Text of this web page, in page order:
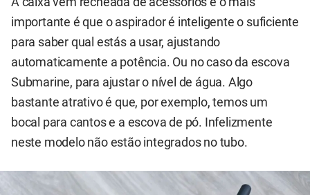
importante é que o aspirador é inteligente o suficiente
para saber qual estás a usar, ajustando
automaticamente a potência. Ou no caso da escova
Submarine, para ajustar o nível de água. Algo
bastante atrativo é que, por exemplo, temos um
bocal para cantos e a escova de pó. Infelizmente
neste modelo não estão integrados no tubo.